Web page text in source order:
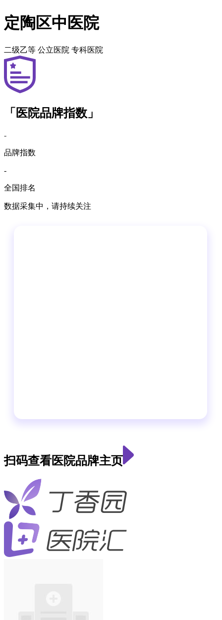
定陶区中医院
二级乙等 公立医院 专科医院
「医院品牌指数」
-
品牌指数
-
全国排名
数据采集中，请持续关注
扫码查看医院品牌主页